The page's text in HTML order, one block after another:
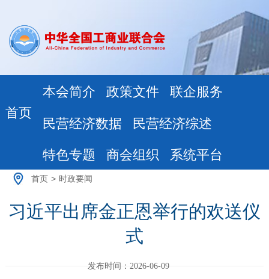
首页
本会简介 政策文件 联企服务
民营经济数据 民营经济综述
特色专题 商会组织 系统平台
首页 > 时政要闻
习近平出席金正恩举行的欢送仪
式
发布时间：2026-06-09